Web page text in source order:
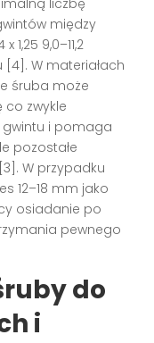
liczbę
między
1,25 9,0–11,2
[4]. W materiałach
śruba może
co zwykle
i pomaga
pozostałe
W przypadku
12–18 mm jako
osiadanie po
pewnego
do
i